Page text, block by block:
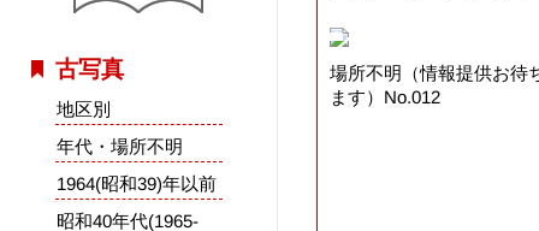
古写真
地区別
年代・場所不明
1964(昭和39)年以前
昭和40年代(1965-
場所不明（情報提供お待
ます）No.012